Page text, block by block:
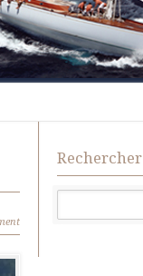
Rechercher